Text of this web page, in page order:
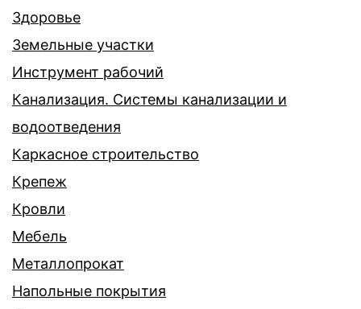
Здоровье
Земельные участки
Инструмент рабочий
Канализация. Системы канализации и
водоотведения
Каркасное строительство
Крепеж
Кровли
Мебель
Металлопрокат
Напольные покрытия